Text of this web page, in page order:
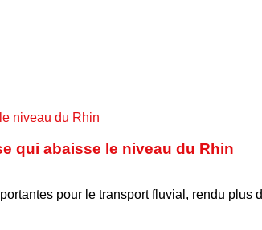
qui abaisse le niveau du Rhin
pour le transport fluvial, rendu plus